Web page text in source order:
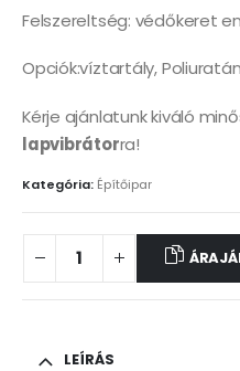
Felszereltség: védőkeret
Opciók:víztartály,
Kérje ajánlatunk kiváló
lapvibrátorra!
Kategória: Építőipar
LEÍRÁS